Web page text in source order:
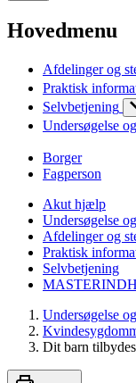
Hovedmenu
Afdelinger og
Praktisk
Selvbetjening
Undersøgelse
Borger
Fagperson
Akut hjælp
Undersøgelse
Afdelinger og
Praktisk
Selvbetjening
Undersøgelse
Dit barn